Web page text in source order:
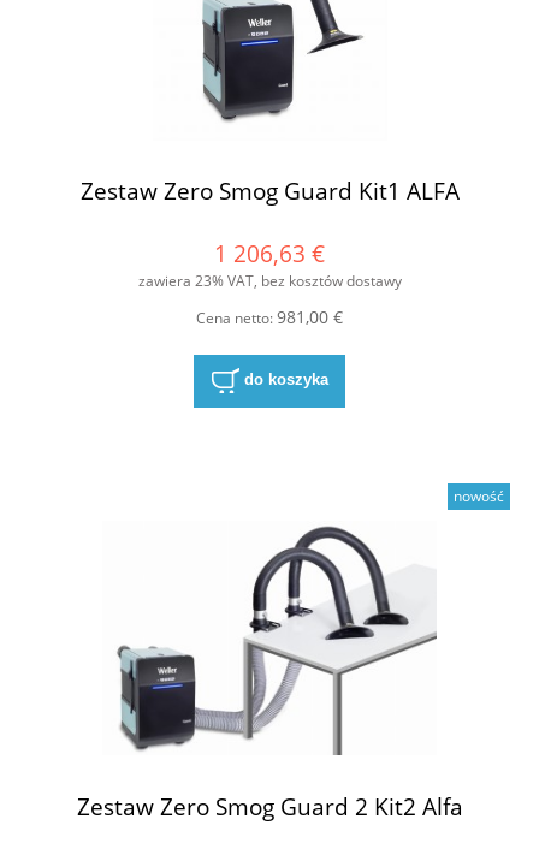
Zestaw Zero Smog Guard Kit1 ALFA
1 206,63 €
zawiera 23% VAT, bez kosztów dostawy
Cena netto:981,00 €
do koszyka
Zestaw Zero Smog Guard 2 Kit2 Alfa
nowość